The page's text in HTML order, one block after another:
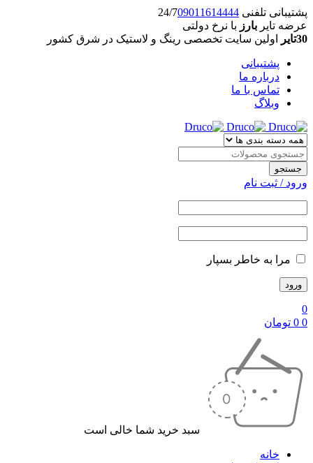
پشتیبانی تلفنی 24/7 09011614444
عرضه تایر بارز با نرخ دولتی
30تایر
اولین سایت تخصصی رینگ و لاستیک در شرق کشور
پشتیبانی
درباره ما
تماس با ما
وبلاگ
ورود / ثبت نام
مرا به خاطر بسپار
0
0
0 تومان
سبد خرید شما خالی است
خانه